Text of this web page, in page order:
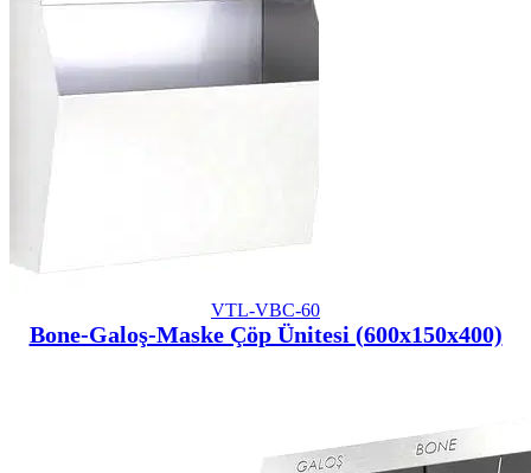
VTL-VBC-60
Bone-Galoş-Maske Çöp Ünitesi (600x150x400)